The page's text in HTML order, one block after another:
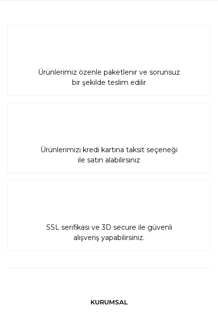
Ürünlerimiz özenle paketlenir ve sorunsuz
bir şekilde teslim edilir
Ürünlerimizi kredi kartına taksit seçeneği
ile satın alabilirsiniz
SSL serifikası ve 3D secure ile güvenli
alışveriş yapabilirsiniz.
KURUMSAL